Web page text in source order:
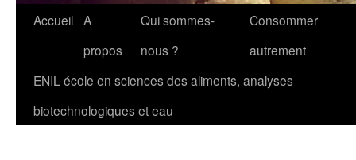
Aller
contenu
Accueil A
propos
Qui sommes-
nous ?
Consommer
autrement
ENIL école en sciences des aliments, analyses
biotechnologiques et eau